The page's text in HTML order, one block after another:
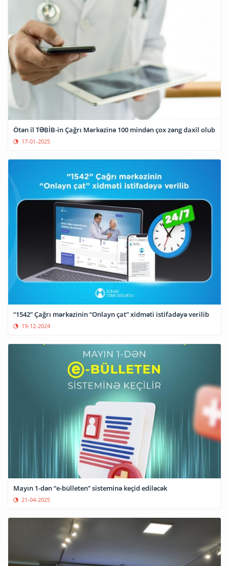
Ötən il TƏBİB-in Çağrı Mərkəzinə 100 mindən çox zəng daxil olub
17-01-2025
“1542” Çağrı mərkəzinin “Onlayn çat” xidməti istifadəyə verilib
19-12-2024
Mayın 1-dən “e-bülleten” sisteminə keçid ediləcək
21-04-2025